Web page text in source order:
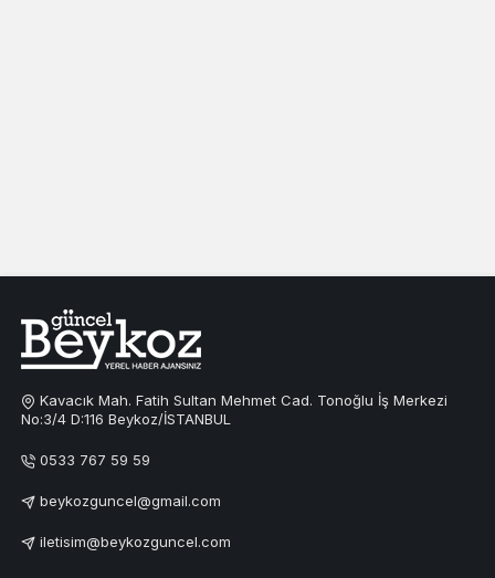
Kavacık Mah. Fatih Sultan Mehmet Cad. Tonoğlu İş Merkezi
No:3/4 D:116 Beykoz/İSTANBUL
0533 767 59 59
beykozguncel@gmail.com
iletisim@beykozguncel.com